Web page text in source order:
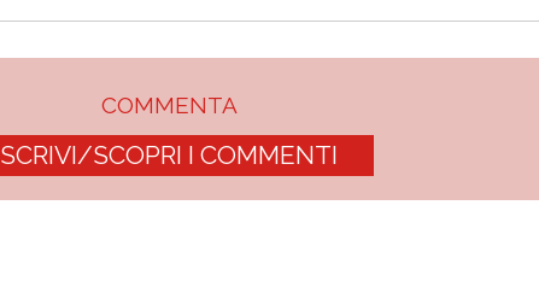
COMMENTA
SCRIVI/SCOPRI I COMMENTI